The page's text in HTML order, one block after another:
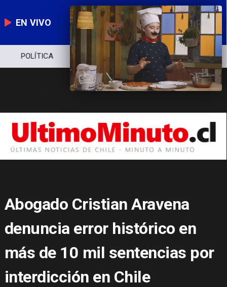
EN VIVO
POLÍTICA ECONOMÍA POLICIAL
Abogado Cristian Aravena
denuncia error histórico en
más de 10 mil sentencias por
interdicción en Chile